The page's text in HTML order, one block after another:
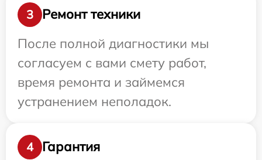
3
Ремонт техники
После полной диагностики мы
согласуем с вами смету работ,
время ремонта и займемся
устранением неполадок.
4 Гарантия